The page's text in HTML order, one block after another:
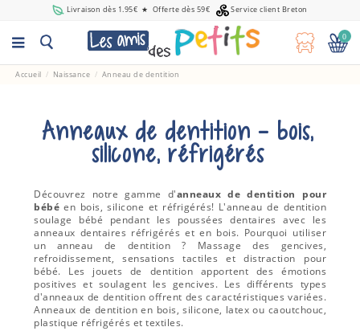
Livraison dès 1.95€ ★ Offerte dès 59€ Service client Breton
0
Accueil Naissance Anneau de dentition
Anneaux de dentition - bois,
silicone, réfrigérés
Découvrez notre gamme d'anneaux de dentition pour
bébé en bois, silicone et réfrigérés! L'anneau de dentition
soulage bébé pendant les poussées dentaires avec les
anneaux dentaires réfrigérés et en bois. Pourquoi utiliser
un anneau de dentition ? Massage des gencives,
refroidissement, sensations tactiles et distraction pour
bébé. Les jouets de dentition apportent des émotions
positives et soulagent les gencives. Les différents types
d'anneaux de dentition offrent des caractéristiques variées.
Anneaux de dentition en bois, silicone, latex ou caoutchouc,
plastique réfrigérés et textiles.